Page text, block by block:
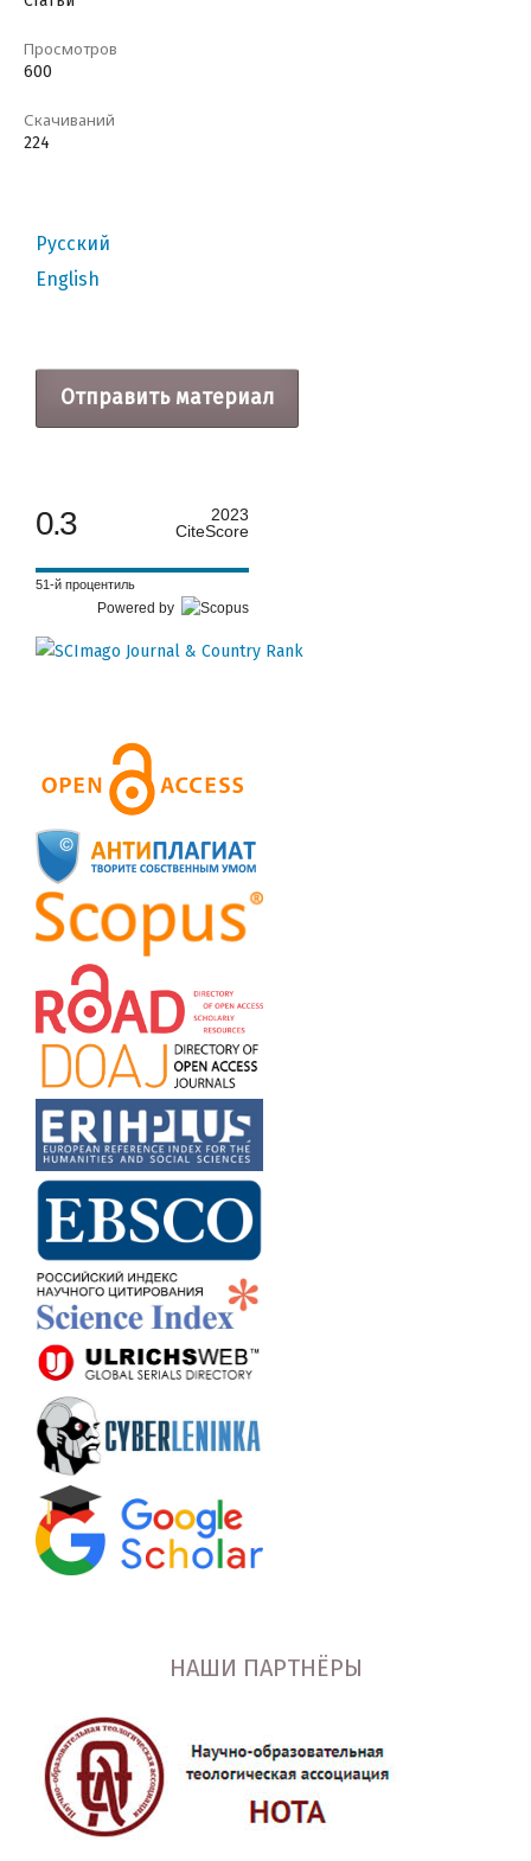
Просмотров
600
Скачиваний
224
Русский
English
Отправить материал
0.3
2023
CiteScore
51-й процентиль
Powered by
НАШИ ПАРТНЁРЫ